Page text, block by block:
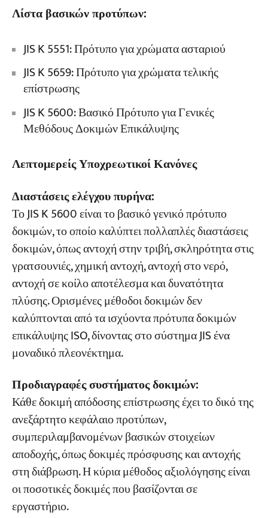
Λίστα βασικών προτύπων:
JIS K 5551: Πρότυπο για χρώματα ασταριού
JIS K 5659: Πρότυπο για χρώματα τελικής
επίστρωσης
JIS K 5600: Βασικό Πρότυπο για Γενικές
Μεθόδους Δοκιμών Επικάλυψης
Λεπτομερείς Υποχρεωτικοί Κανόνες
Διαστάσεις ελέγχου πυρήνα:
Το JIS K 5600 είναι το βασικό γενικό πρότυπο
δοκιμών, το οποίο καλύπτει πολλαπλές διαστάσεις
δοκιμών, όπως αντοχή στην τριβή, σκληρότητα στις
γρατσουνιές, χημική αντοχή, αντοχή στο νερό,
αντοχή σε κοίλο αποτέλεσμα και δυνατότητα
πλύσης. Ορισμένες μέθοδοι δοκιμών δεν
καλύπτονται από τα ισχύοντα πρότυπα δοκιμών
επικάλυψης ISO, δίνοντας στο σύστημα JIS ένα
μοναδικό πλεονέκτημα.
Προδιαγραφές συστήματος δοκιμών:
Κάθε δοκιμή απόδοσης επίστρωσης έχει το δικό της
ανεξάρτητο κεφάλαιο προτύπων,
συμπεριλαμβανομένων βασικών στοιχείων
αποδοχής, όπως δοκιμές πρόσφυσης και αντοχής
στη διάβρωση. Η κύρια μέθοδος αξιολόγησης είναι
οι ποσοτικές δοκιμές που βασίζονται σε
εργαστήριο.